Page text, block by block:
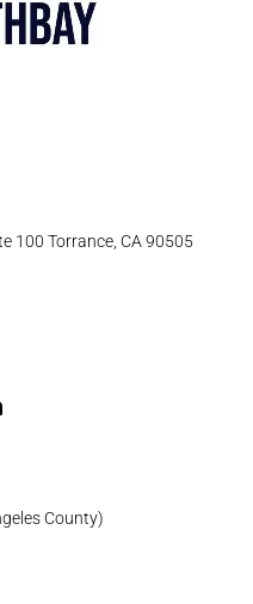
100 Torrance, CA 90505
County)